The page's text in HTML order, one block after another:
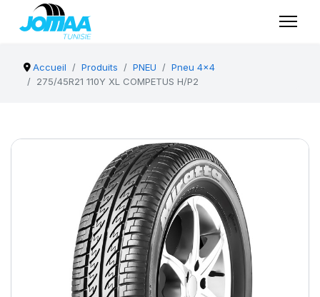
Accueil Produits PNEU
Pneu 4x4
275/45R21 110Y XL COMPETUS H/P2